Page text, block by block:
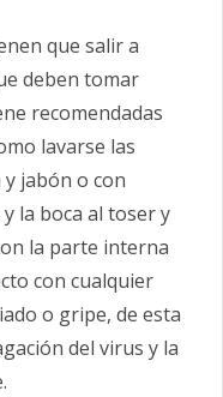
que salir a
deben tomar
recomendadas
lavarse las
jabón o con
la boca al toser y
la parte interna
con cualquier
o gripe, de esta
del virus y la